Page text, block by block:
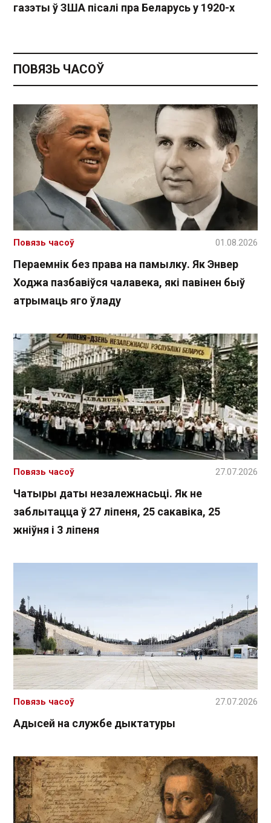
газэты ў ЗША пісалі пра Беларусь у 1920-х
ПОВЯЗЬ ЧАСОЎ
Пераемнік без права на памылку. Як Энвер
Ходжа пазбавіўся чалавека, які павінен быў
атрымаць яго ўладу
Повязь часоў 01.08.2026
Чатыры даты незалежнасьці. Як не
заблытацца ў 27 ліпеня, 25 сакавіка, 25
жніўня і 3 ліпеня
Повязь часоў 27.07.2026
Адысей на службе дыктатуры
Повязь часоў 27.07.2026